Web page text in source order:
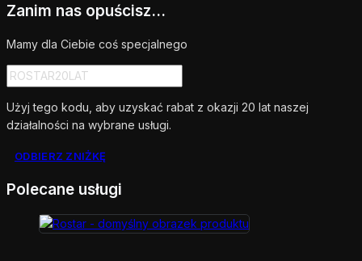
Zanim nas opuścisz...
Mamy dla Ciebie coś specjalnego
Użyj tego kodu, aby uzyskać rabat z okazji 20 lat naszej
działalności na wybrane usługi.
ODBIERZ ZNIŻKĘ
Polecane usługi